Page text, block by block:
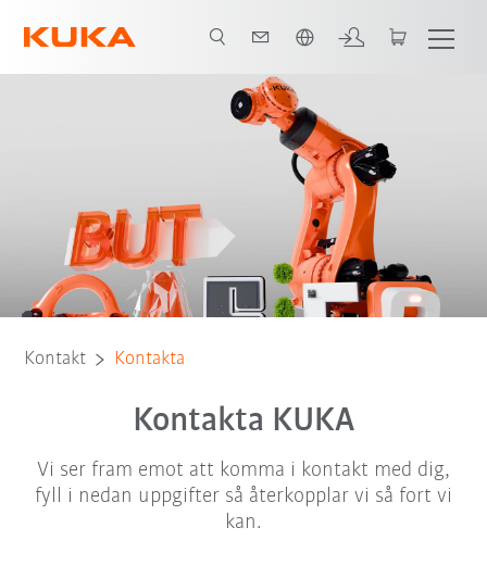
Kontakt Kontakta
Kontakta KUKA
Vi ser fram emot att komma i kontakt med dig,
fyll i nedan uppgifter så återkopplar vi så fort vi
kan.